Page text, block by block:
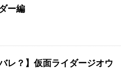
ー編
バレ？】仮面ライダージオウ